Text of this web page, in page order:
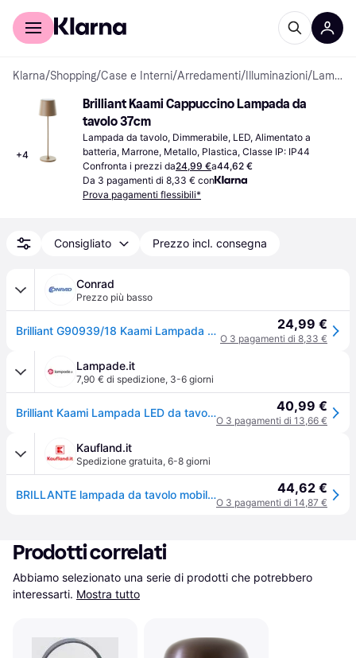
Per il tuo shopping
Klarna/Shopping/Case e Interni/Arredamenti/ Illuminazioni/ Lampade da tavolo
+4
Brilliant Kaami Cappuccino Lampada da
tavolo 37cm
Lampada da tavolo, Dimmerabile, LED, Alimentato a
batteria, Marrone, Metallo, Plastica, Classe IP: IP44
Confronta i prezzi da24,99 €a44,62 €
Da 3 pagamenti di 8,33 € con
Prova pagamenti flessibili*
Consigliato Prezzo incl. consegna
Conrad
Prezzo più basso
Brilliant G90939/18 Kaami Lampada LED da tavolo per esterni 2 W ERP: D (A - G) Oro 24,99 €
O 3 pagamenti di 8,33 €
Lampade.it
7,90 € di spedizione, 3-6 giorni
Brilliant Kaami Lampada LED da tavolo, dimmerabile, oro opaco Kaami, dimmerabile, Ottone / Oro, Soggiorno / Sala da pranzo, Metallo, Moderno 40,99 €
O 3 pagamenti di 13,66 €
Kaufland.it
Spedizione gratuita, 6-8 giorni
BRILLANTE lampada da tavolo mobile a LED per esterni KAAMI | 37cm | 310lm | touch dimmer, | ricaricabile via USB | cappuccino 44,62 €
O 3 pagamenti di 14,87 €
Prodotti correlati
Abbiamo selezionato una serie di prodotti che potrebbero
interessarti. Mostra tutto